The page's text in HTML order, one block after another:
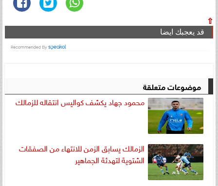
⇧
قد يعجبك ايضا
موضوعات متعلقة
محمود جهاد يكشف كواليس انتقاله للزمالك
الزمالك يسابق الزمن للانتهاء من الصفقات
الشتوية لتهدئة الجماهير